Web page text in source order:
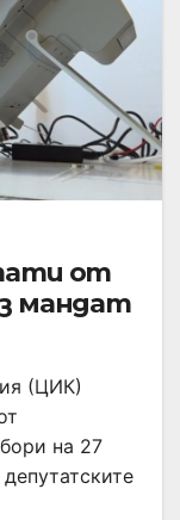
от
мандат
(ЦИК)
на 27